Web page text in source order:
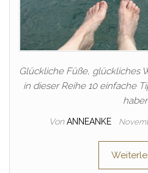
Glückliche Füße, glückliches
in dieser Reihe 10 einfache
Von ANNEANKE